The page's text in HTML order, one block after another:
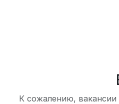
К сожалению, вакансии